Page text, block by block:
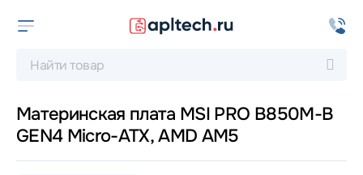
Материнская плата MSI PRO B850M-B
GEN4 Micro-ATX, AMD AM5